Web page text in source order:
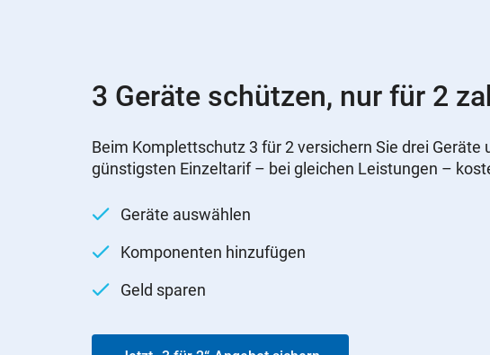
3 Geräte schützen, nur für 2
Beim Komplettschutz 3 für 2 versichern Sie drei Geräte
günstigsten Einzeltarif – bei gleichen Leistungen –
Geräte auswählen
Komponenten hinzufügen
Geld sparen